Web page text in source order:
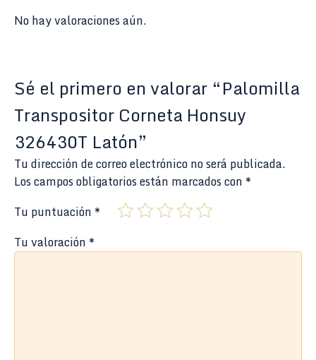
No hay valoraciones aún.
Sé el primero en valorar “Palomilla
Transpositor Corneta Honsuy
326430T Latón”
Tu dirección de correo electrónico no será publicada.
Los campos obligatorios están marcados con *
Tu puntuación *
Tu valoración *